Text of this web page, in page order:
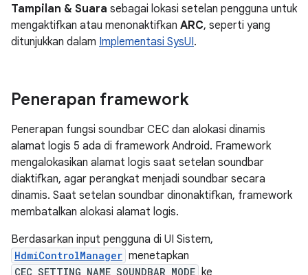
Tampilan & Suara sebagai lokasi setelan pengguna untuk
mengaktifkan atau menonaktifkan ARC, seperti yang
ditunjukkan dalam Implementasi SysUI.
Penerapan framework
Penerapan fungsi soundbar CEC dan alokasi dinamis
alamat logis 5 ada di framework Android. Framework
mengalokasikan alamat logis saat setelan soundbar
diaktifkan, agar perangkat menjadi soundbar secara
dinamis. Saat setelan soundbar dinonaktifkan, framework
membatalkan alokasi alamat logis.
Berdasarkan input pengguna di UI Sistem,
HdmiControlManager menetapkan
CEC_SETTING_NAME_SOUNDBAR_MODE ke